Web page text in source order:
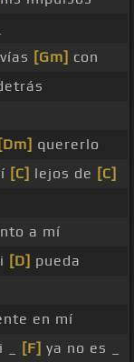
[Gm] con
[Dm] quererlo
[C] lejos de [C]
a mí
[D] pueda
en mí
_ [F] ya no es _